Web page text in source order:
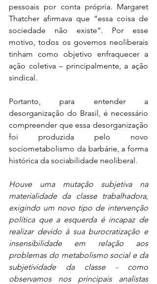
pessoais por conta própria. Margaret
Thatcher afirmava que “essa coisa de
sociedade não existe”. Por esse
motivo, todos os governos neoliberais
tinham como objetivo enfraquecer a
ação coletiva – principalmente, a ação
sindical.
Portanto, para entender a
desorganização do Brasil, é necessário
compreender que essa desorganização
foi produzida pelo novo
sociometabolismo da barbárie, a forma
histórica da sociabilidade neoliberal.
Houve uma mutação subjetiva na
materialidade da classe trabalhadora,
exigindo um novo tipo de intervenção
política que a esquerda é incapaz de
realizar devido à sua burocratização e
insensibilidade em relação aos
problemas do metabolismo social e da
subjetividade da classe - como
observamos nos principais analistas